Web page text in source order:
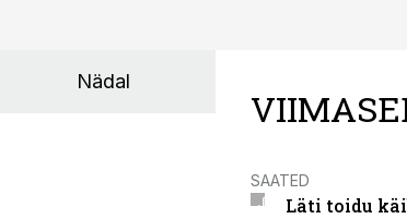
Nädal
SAATED
Läti toidu